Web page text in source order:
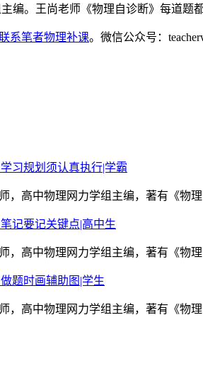
编。王尚老师《物理自诊断》每道题
系笔者物理补课。微信公众号：
习规划须认真执行|学霸
，高中物理网力学组主编，著有《物
记要记关键点|高中生
，高中物理网力学组主编，著有《物
题时画辅助图|学生
，高中物理网力学组主编，著有《物